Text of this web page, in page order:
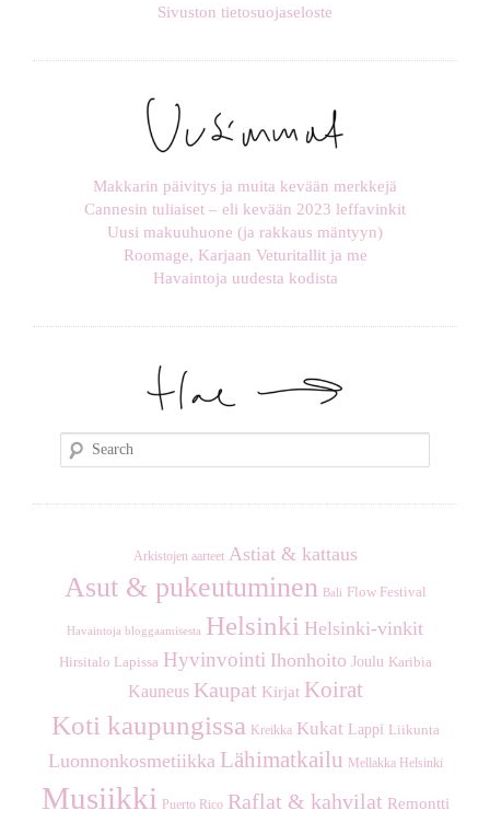
Sivuston tietosuojaseloste
Makkarin päivitys ja muita kevään merkkejä
Cannesin tuliaiset – eli kevään 2023 leffavinkit
Uusi makuuhuone (ja rakkaus mäntyyn)
Roomage, Karjaan Veturitallit ja me
Havaintoja uudesta kodista
e
Arkistojen aarteet Astiat & kattaus
Asut & pukeutuminen Bali Flow Festival
Havaintoja bloggaamisesta Helsinki Helsinki-vinkit
Hirsitalo Lapissa Hyvinvointi Ihonhoito Joulu Karibia
Kauneus Kaupat Kirjat Koirat
Koti kaupungissa Kreikka Kukat Lappi Liikunta
Luonnonkosmetiikka Lähimatkailu Mellakka Helsinki
Musiikki Puerto Rico Raflat & kahvilat Remontti